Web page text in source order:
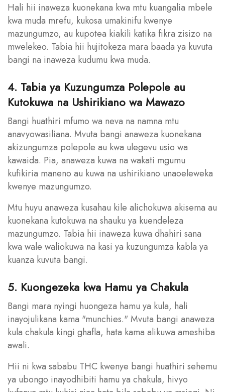
Hali hii inaweza kuonekana kwa mtu kuangalia mbele
kwa muda mrefu, kukosa umakinifu kwenye
mazungumzo, au kupotea kiakili katika fikra zisizo na
mwelekeo. Tabia hii hujitokeza mara baada ya kuvuta
bangi na inaweza kudumu kwa muda.
4. Tabia ya Kuzungumza Polepole au
Kutokuwa na Ushirikiano wa Mawazo
Bangi huathiri mfumo wa neva na namna mtu
anavyowasiliana. Mvuta bangi anaweza kuonekana
akizungumza polepole au kwa ulegevu usio wa
kawaida. Pia, anaweza kuwa na wakati mgumu
kufikiria maneno au kuwa na ushirikiano unaoeleweka
kwenye mazungumzo.
Mtu huyu anaweza kusahau kile alichokuwa akisema au
kuonekana kutokuwa na shauku ya kuendeleza
mazungumzo. Tabia hii inaweza kuwa dhahiri sana
kwa wale waliokuwa na kasi ya kuzungumza kabla ya
kuanza kuvuta bangi.
5. Kuongezeka kwa Hamu ya Chakula
Bangi mara nyingi huongeza hamu ya kula, hali
inayojulikana kama "munchies." Mvuta bangi anaweza
kula chakula kingi ghafla, hata kama alikuwa ameshiba
awali.
Hii ni kwa sababu THC kwenye bangi huathiri sehemu
ya ubongo inayodhibiti hamu ya chakula, hivyo